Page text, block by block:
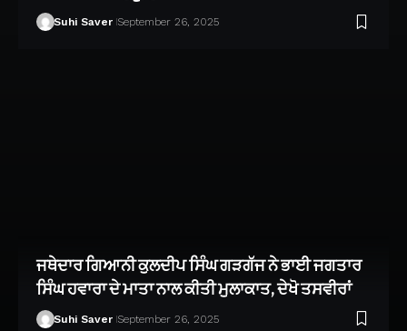
Suhi Saver September 26, 2025
ਜਥੇਦਾਰ ਗਿਆਨੀ ਕੁਲਦੀਪ ਸਿੰਘ ਗੜਗੱਜ ਨੇ ਭਾਈ ਜਗਤਾਰ
ਸਿੰਘ ਹਵਾਰਾ ਦੇ ਮਾਤਾ ਨਾਲ ਕੀਤੀ ਮੁਲਾਕਾਤ, ਦੇਖੋ ਤਸਵੀਰਾਂ
Suhi Saver September 26, 2025